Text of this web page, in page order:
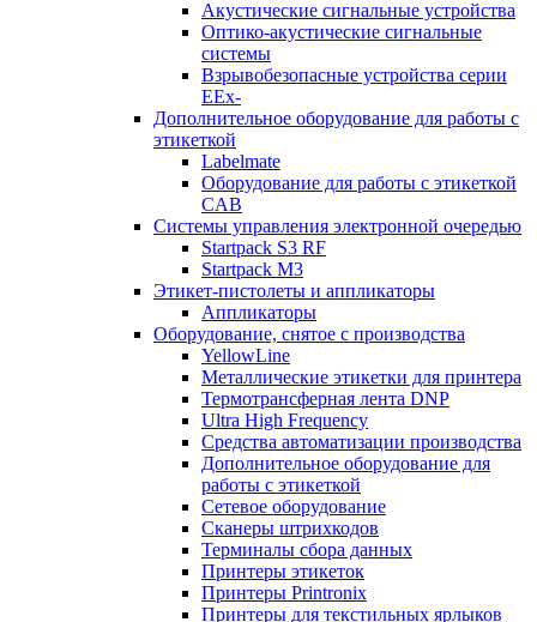
Акустические сигнальные устройства
Оптико-акустические сигнальные
системы
Взрывобезопасные устройства серии
EEx-
Дополнительное оборудование для работы с
этикеткой
Labelmate
Оборудование для работы с этикеткой
CAB
Системы управления электронной очередью
Startpack S3 RF
Startpack M3
Этикет-пистолеты и аппликаторы
Аппликаторы
Оборудование, снятое с производства
YellowLine
Металлические этикетки для принтера
Термотрансферная лента DNP
Ultra High Frequency
Средства автоматизации производства
Дополнительное оборудование для
работы с этикеткой
Сетевое оборудование
Сканеры штрихкодов
Терминалы сбора данных
Принтеры этикеток
Принтеры Printronix
Принтеры для текстильных ярлыков